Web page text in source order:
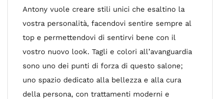
Antony vuole creare stili unici che esaltino la
vostra personalità, facendovi sentire sempre al
top e permettendovi di sentirvi bene con il
vostro nuovo look. Tagli e colori all’avanguardia
sono uno dei punti di forza di questo salone;
uno spazio dedicato alla bellezza e alla cura
della persona, con trattamenti moderni e